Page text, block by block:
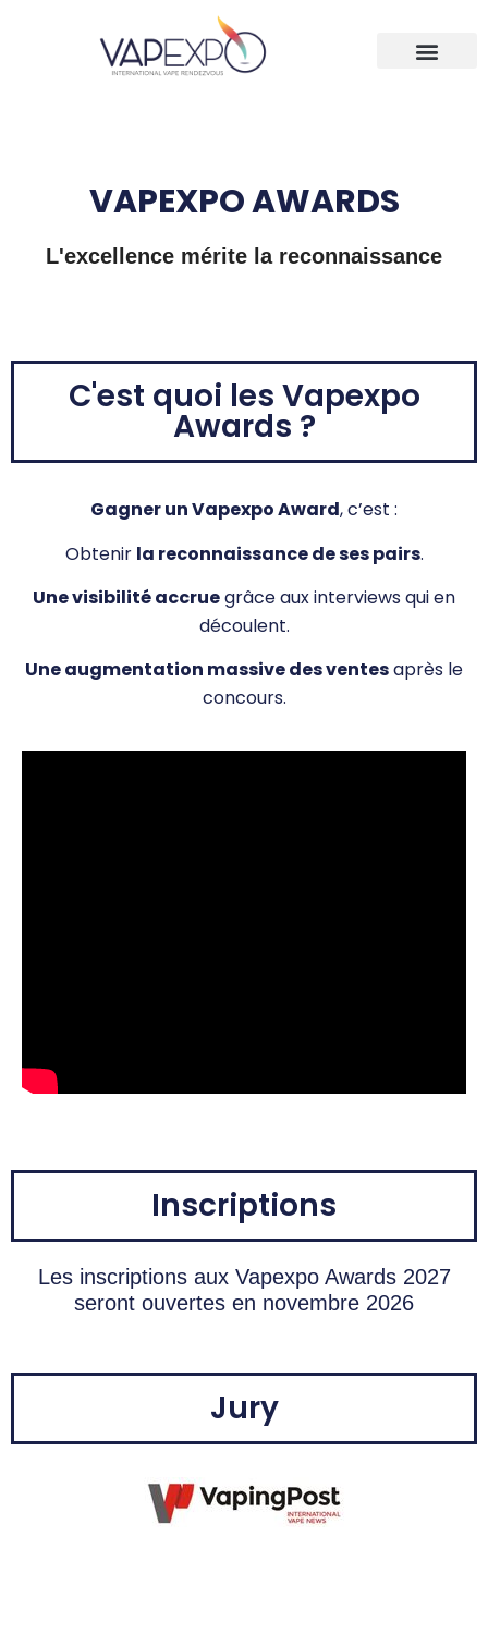
VAPEXPO AWARDS
L'excellence mérite la reconnaissance
C'est quoi les Vapexpo
Awards ?
Gagner un Vapexpo Award, c’est :
Obtenir la reconnaissance de ses pairs.
Une visibilité accruegrâce aux interviews qui en
découlent.
Une augmentation massive des ventesaprès le
concours.
Inscriptions
Les inscriptions aux Vapexpo Awards 2027
seront ouvertes en novembre 2026
Jury